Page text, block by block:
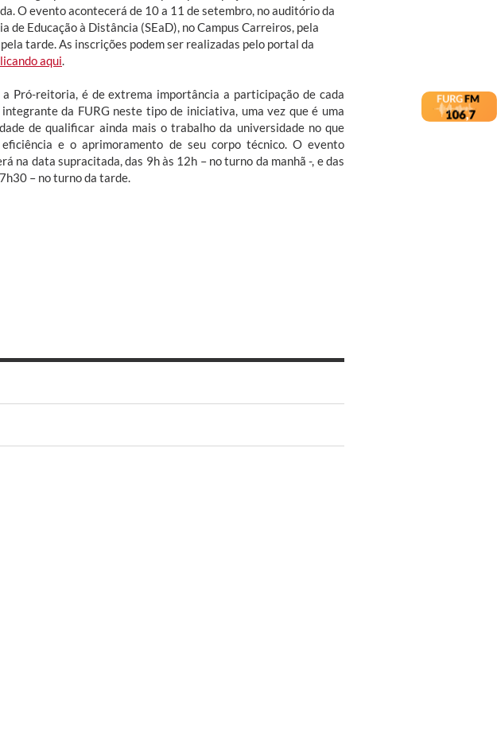
O evento acontecerá de 10 a 11 de setembro, no auditório da
de Educação à Distância (SEaD), no Campus Carreiros, pela
tarde. As inscrições podem ser realizadas pelo portal da
aqui
a Pró-reitoria, é de extrema importância a participação de cada
da FURG neste tipo de iniciativa, uma vez que é uma
de qualificar ainda mais o trabalho da universidade no que
e o aprimoramento de seu corpo técnico. O evento
na data supracitada, das 9h às 12h – no turno da manhã -, e das
– no turno da tarde.